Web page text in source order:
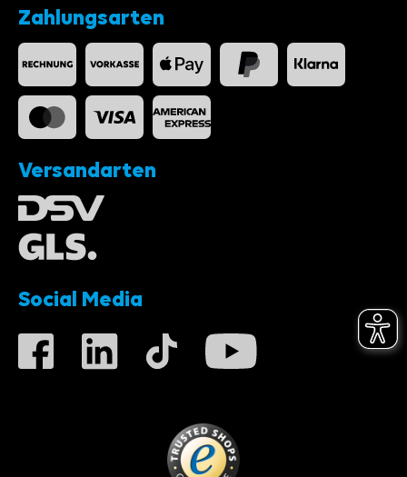
Zahlungsarten
Versandarten
Social Media